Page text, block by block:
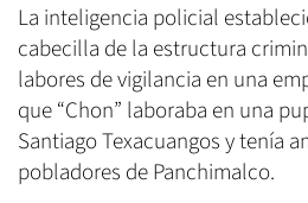
La inteligencia policial
cabecilla de la estructura
labores de vigilancia en una
que “Chon” laboraba en una
Santiago Texacuangos y tenía
pobladores de Panchimalco.